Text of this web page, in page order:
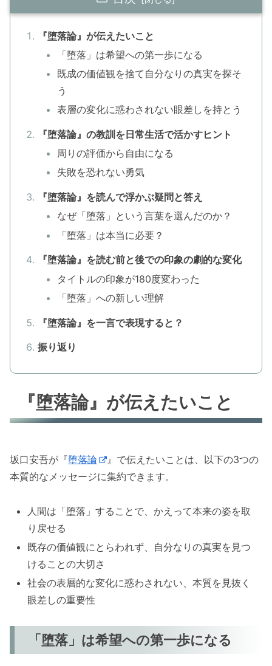
『堕落論』が伝えたいこと
「堕落」は希望への第一歩になる
既成の価値観を捨て自分なりの真実を探そ
う
表層の変化に惑わされない眼差しを持とう
『堕落論』の教訓を日常生活で活かすヒント
周りの評価から自由になる
失敗を恐れない勇気
『堕落論』を読んで浮かぶ疑問と答え
なぜ「堕落」という言葉を選んだのか？
「堕落」は本当に必要？
『堕落論』を読む前と後での印象の劇的な変化
タイトルの印象が180度変わった
「堕落」への新しい理解
『堕落論』を一言で表現すると？
振り返り
『堕落論』が伝えたいこと
坂口安吾が『堕落論
』で伝えたいことは、以下の3つの
本質的なメッセージに集約できます。
人間は「堕落」することで、かえって本来の姿を取
り戻せる
既存の価値観にとらわれず、自分なりの真実を見つ
けることの大切さ
社会の表層的な変化に惑わされない、本質を見抜く
眼差しの重要性
「堕落」は希望への第一歩になる